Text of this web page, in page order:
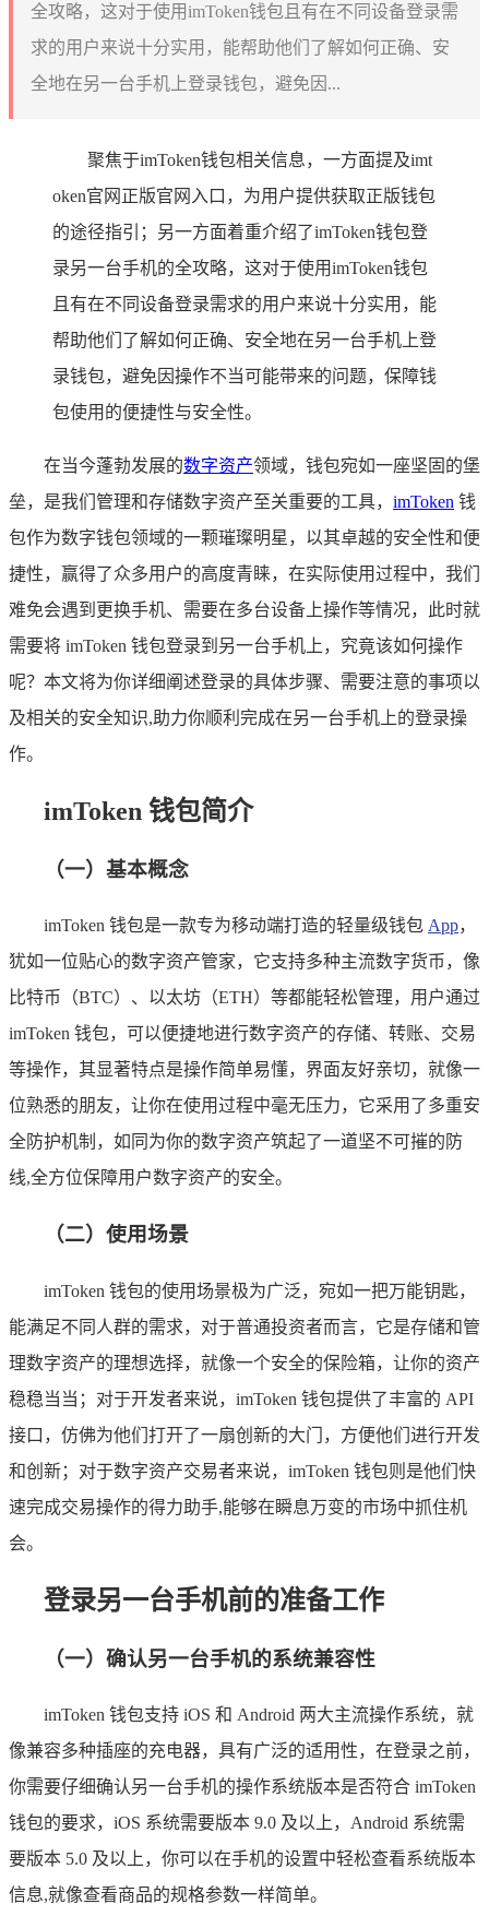
全攻略，这对于使用imToken钱包且有在不同设备登录需
求的用户来说十分实用，能帮助他们了解如何正确、安
全地在另一台手机上登录钱包，避免因...
聚焦于imToken钱包相关信息，一方面提及imt
oken官网正版官网入口，为用户提供获取正版钱包
的途径指引；另一方面着重介绍了imToken钱包登
录另一台手机的全攻略，这对于使用imToken钱包
且有在不同设备登录需求的用户来说十分实用，能
帮助他们了解如何正确、安全地在另一台手机上登
录钱包，避免因操作不当可能带来的问题，保障钱
包使用的便捷性与安全性。
在当今蓬勃发展的数字资产领域，钱包宛如一座坚固的堡
垒，是我们管理和存储数字资产至关重要的工具， imToken 钱
包作为数字钱包领域的一颗璀璨明星，以其卓越的安全性和便
捷性，赢得了众多用户的高度青睐，在实际使用过程中，我们
难免会遇到更换手机、需要在多台设备上操作等情况，此时就
需要将 imToken 钱包登录到另一台手机上，究竟该如何操作
呢？本文将为你详细阐述登录的具体步骤、需要注意的事项以
及相关的安全知识,助力你顺利完成在另一台手机上的登录操
作。
imToken 钱包简介
（一）基本概念
imToken 钱包是一款专为移动端打造的轻量级钱包 App，
犹如一位贴心的数字资产管家，它支持多种主流数字货币，像
比特币（BTC）、以太坊（ETH）等都能轻松管理，用户通过
imToken 钱包，可以便捷地进行数字资产的存储、转账、交易
等操作，其显著特点是操作简单易懂，界面友好亲切，就像一
位熟悉的朋友，让你在使用过程中毫无压力，它采用了多重安
全防护机制，如同为你的数字资产筑起了一道坚不可摧的防
线,全方位保障用户数字资产的安全。
（二）使用场景
imToken 钱包的使用场景极为广泛，宛如一把万能钥匙，
能满足不同人群的需求，对于普通投资者而言，它是存储和管
理数字资产的理想选择，就像一个安全的保险箱，让你的资产
稳稳当当；对于开发者来说，imToken 钱包提供了丰富的 API
接口，仿佛为他们打开了一扇创新的大门，方便他们进行开发
和创新；对于数字资产交易者来说，imToken 钱包则是他们快
速完成交易操作的得力助手,能够在瞬息万变的市场中抓住机
会。
登录另一台手机前的准备工作
（一）确认另一台手机的系统兼容性
imToken 钱包支持 iOS 和 Android 两大主流操作系统，就
像兼容多种插座的充电器，具有广泛的适用性，在登录之前，
你需要仔细确认另一台手机的操作系统版本是否符合 imToken
钱包的要求，iOS 系统需要版本 9.0 及以上，Android 系统需
要版本 5.0 及以上，你可以在手机的设置中轻松查看系统版本
信息,就像查看商品的规格参数一样简单。